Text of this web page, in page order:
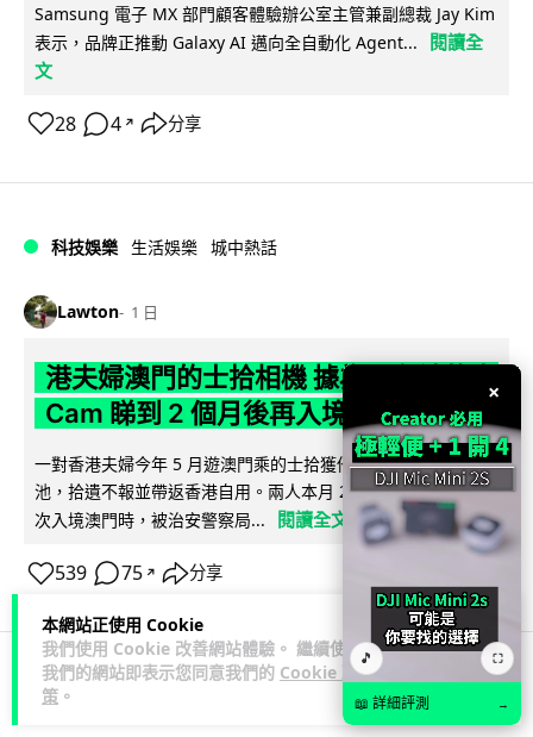
本網站正使用 Cookie
我們使用 Cookie 改善網站體驗。 繼續使用
我們的網站即表示您同意我們的 Cookie 政
策 。
Samsung 電子 MX 部門顧客體驗辦公室主管兼副總裁 Jay Kim
表示，品牌正推動 Galaxy AI 邁向全自動化 Agent...
閱讀全
文
28 4 ↗ 分享
科技娛樂 生活娛樂 城中熱話
Lawton 1 日
港夫婦澳門的士拾相機 據為己有被的士
Cam 睇到 2 個月後再入境被捕
一對香港夫婦今年 5 月遊澳門乘的士拾獲他人遺留相機及電
池，拾遺不報並帶返香港自用。兩人本月 2 日經港珠澳大橋再
次入境澳門時，被治安警察局...
閱讀全文
539 75 ↗ 分享
3C科技
×
🎵 ⛶
📖 詳細評測 →